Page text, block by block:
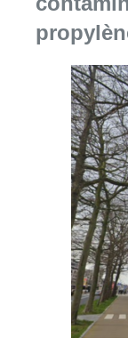
05 août 2026
de